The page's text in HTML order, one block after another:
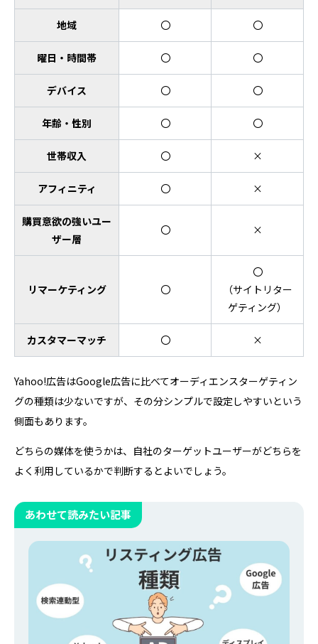
地域 〇 〇
曜日・時間帯 〇 〇
デバイス 〇 〇
年齢・性別 〇 〇
世帯収入 〇 ×
アフィニティ 〇 ×
購買意欲の強いユー
ザー層
〇 ×
リマーケティング 〇
〇
（サイトリター
ゲティング）
カスタマーマッチ 〇 ×
Yahoo!広告はGoogle広告に比べてオーディエンスターゲティン
グの種類は少ないですが、その分シンプルで設定しやすいという
側面もあります。
どちらの媒体を使うかは、自社のターゲットユーザーがどちらを
よく利用しているかで判断するとよいでしょう。
あわせて読みたい記事